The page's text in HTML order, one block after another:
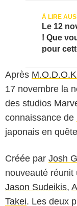
Le 12
! Que
pour
Après
17 novembre la
des studios
connaissance de
japonais en
Créée par Josh
nouveauté réunit
Jason Sudeikis,
Takei. Les deux